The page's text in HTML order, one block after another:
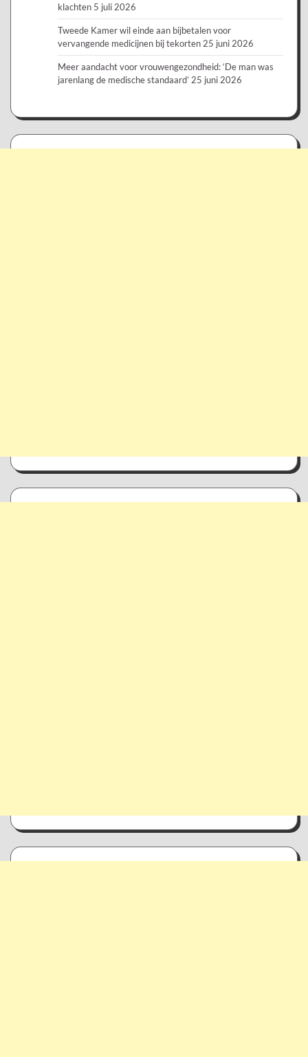
klachten 5 juli 2026
Tweede Kamer wil einde aan bijbetalen voor
vervangende medicijnen bij tekorten 25 juni 2026
Meer aandacht voor vrouwengezondheid: ‘De man was
jarenlang de medische standaard’ 25 juni 2026